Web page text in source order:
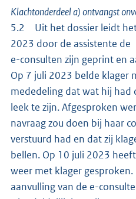
Klachtonderdeel a) ontvangst
5.2 Uit het dossier leidt
2023 door de assistente de
e-consulten zijn geprint en
Op 7 juli 2023 belde klager
mededeling dat wat hij
leek te zijn. Afgesproken
navraag zou doen bij haar
verstuurd had en dat zij
bellen. Op 10 juli 2023
weer met klager
aanvulling van de e-